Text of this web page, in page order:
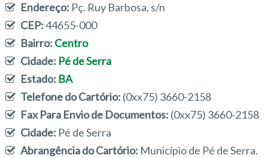
Endereço: Pç. Ruy Barbosa, s/n
CEP:44655-000
Bairro: Centro
Cidade: Pé de Serra
Estado: BA
Telefone do Cartório: (0xx75) 3660-2158
Fax Para Envio de Documentos: (0xx75) 3660-2158
Cidade: Pé de Serra
Abrangência do Cartório: Município de Pé de Serra.